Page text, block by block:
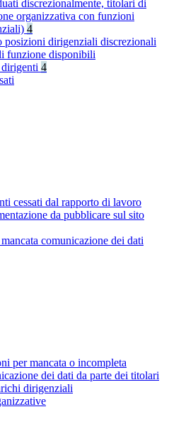
discrezionalmente, titolari di
organizzativa con funzioni
4
posizioni dirigenziali discrezionali
funzione disponibili
4
cessati dal rapporto di lavoro
da pubblicare sul sito
comunicazione dei dati
per mancata o incompleta
dei dati da parte dei titolari
dirigenziali